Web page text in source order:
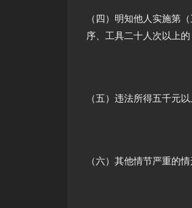
（四）明知他人实施第
序、工具二十人次以上的
（五）违法所得五千元
（六）其他情节严重的情